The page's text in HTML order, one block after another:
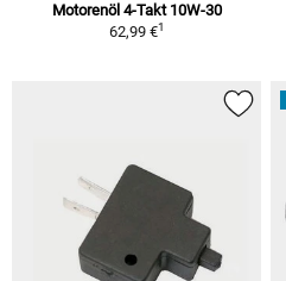
Motorenöl 4-Takt 10W-30
62,99 €1